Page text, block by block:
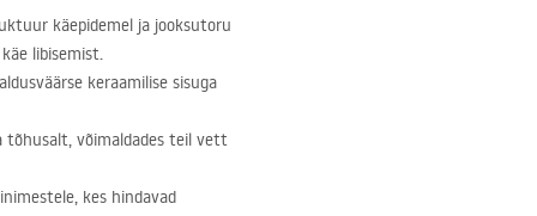
käepidemel ja jooksutoru
libisemist.
keraamilise sisuga
võimaldades teil vett
kes hindavad